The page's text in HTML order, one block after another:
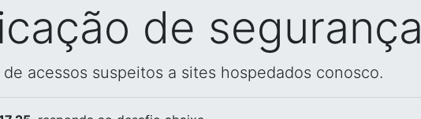
de segurança
acessos suspeitos a sites hospedados conosco.